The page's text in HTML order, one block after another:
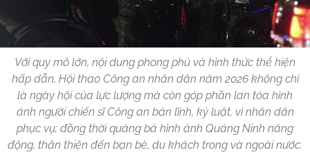
Với quy mô lớn, nội dung phong phú và hình thức thể hiện
hấp dẫn, Hội thao Công an nhân dân năm 2026 không chỉ
là ngày hội của lực lượng mà còn góp phần lan tỏa hình
ảnh người chiến sĩ Công an bản lĩnh, kỷ luật, vì nhân dân
phục vụ; đồng thời quảng bá hình ảnh Quảng Ninh năng
động, thân thiện đến bạn bè, du khách trong và ngoài nước.